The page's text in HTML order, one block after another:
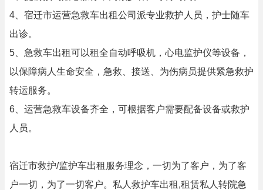
4、宿迁市运营急救车出租公司派专业救护人员，护士随车
出诊。
5、急救车出租可以租全自动呼吸机，心电监护仪等设备，
以保障病人生命安全，急救、接送、为伤病员提供紧急救护
转运服务。
6、运营急救车设备齐全，可根据客户需要配备设备或救护
人员。
宿迁市救护/监护车出租服务理念，一切为了客户，为了客
户一切，为了一切客户。私人救护车出租,租赁私人转院急